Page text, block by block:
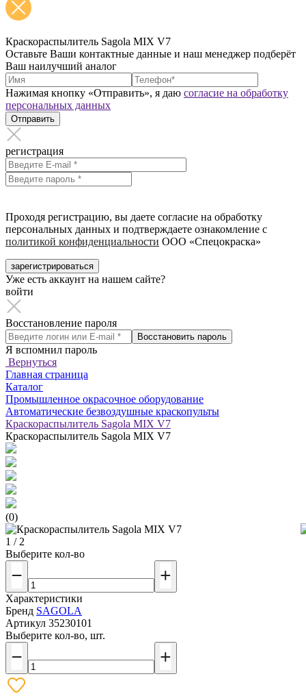
Краскораспылитель Sagola MIX V7
Оставьте Ваши контактные данные и наш менеджер подберёт
Ваш наилучший аналог
Нажимая кнопку «Отправить», я даю согласие на обработку
персональных данных
Отправить
регистрация
Проходя регистрацию, вы даете согласие на обработку
персональных данных и подтверждаете ознакомление с
политикой конфиденциальности ООО «Спецокраска»
зарегистрироваться
Уже есть аккаунт на нашем сайте?
войти
Восстановление пароля
Восстановить пароль
Я вспомнил пароль
Вернуться
Главная страница
Каталог
Промышленное окрасочное оборудование
Автоматические безвоздушные краскопульты
Краскораспылитель Sagola MIX V7
Краскораспылитель Sagola MIX V7
(0)
1 / 2
Выберите кол-во
Характеристики
Бренд SAGOLA
Артикул 35230101
Выберите кол-во, шт.